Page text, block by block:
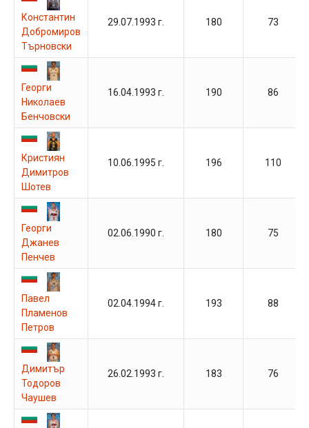
Константин
Добромиров
Търновски
29.07.1993 г. 180 73
Георги
Николаев
Бенчовски
16.04.1993 г. 190 86
Кристиян
Димитров
Шотев
10.06.1995 г. 196 110
Георги
Джанев
Пенчев
02.06.1990 г. 180 75
Павел
Пламенов
Петров
02.04.1994 г. 193 88
Димитър
Тодоров
Чаушев
26.02.1993 г. 183 76